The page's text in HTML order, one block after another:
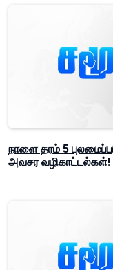
நாளை தரம் 5
அவசர வழிகாட்டல்கள்!